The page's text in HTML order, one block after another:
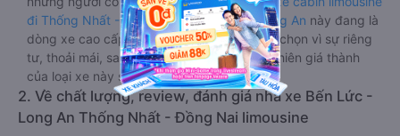
đi Thống Nhất - Đồng Nai từ Bến Lức - Long An này đang là
dòng xe cao cấp nhất, hành khách thường chọn vì sự riêng
tư, thoải mái, sang trọng và tiện nghi. Tất nhiên giá thành
của loại xe này sẽ cao hơn các loại khác.
2. Về chất lượng, review, đánh giá nhà xe Bến Lức -
Long An Thống Nhất - Đồng Nai limousine